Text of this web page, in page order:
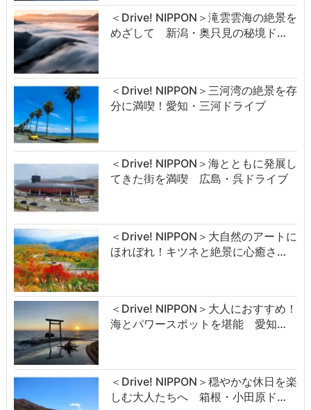
＜Drive! NIPPON＞滝雲雲海の絶景を
めざして 新潟・奥只見の秘境ド…
＜Drive! NIPPON＞三河湾の絶景を存
分に満喫！愛知・三河ドライブ
＜Drive! NIPPON＞海とともに発展し
てきた街を満喫 広島・呉ドライブ
＜Drive! NIPPON＞大自然のアートに
ほれぼれ！キツネと絶景に心癒さ…
＜Drive! NIPPON＞大人におすすめ！
海とパワースポットを堪能 愛知…
＜Drive! NIPPON＞穏やかな休日を楽
しむ大人たちへ 箱根・小田原ド…